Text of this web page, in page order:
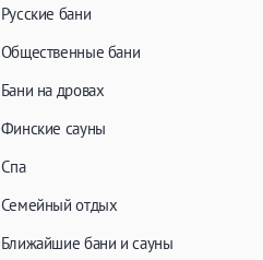
Русские бани
Общественные бани
Бани на дровах
Финские сауны
Спа
Семейный отдых
Ближайшие бани и сауны